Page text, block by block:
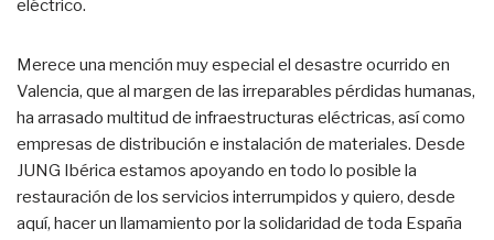
eléctrico.
Merece una mención muy especial el desastre ocurrido en
Valencia, que al margen de las irreparables pérdidas humanas,
ha arrasado multitud de infraestructuras eléctricas, así como
empresas de distribución e instalación de materiales. Desde
JUNG Ibérica estamos apoyando en todo lo posible la
restauración de los servicios interrumpidos y quiero, desde
aquí, hacer un llamamiento por la solidaridad de toda España